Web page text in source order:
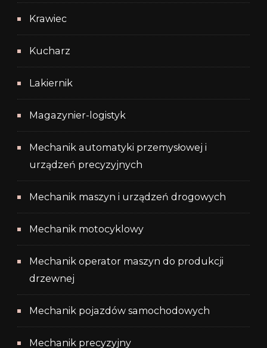
Krawiec
Kucharz
Lakiernik
Magazynier-logistyk
Mechanik automatyki przemysłowej i
urządzeń precyzyjnych
Mechanik maszyn i urządzeń drogowych
Mechanik motocyklowy
Mechanik operator maszyn do produkcji
drzewnej
Mechanik pojazdów samochodowych
Mechanik precyzyjny